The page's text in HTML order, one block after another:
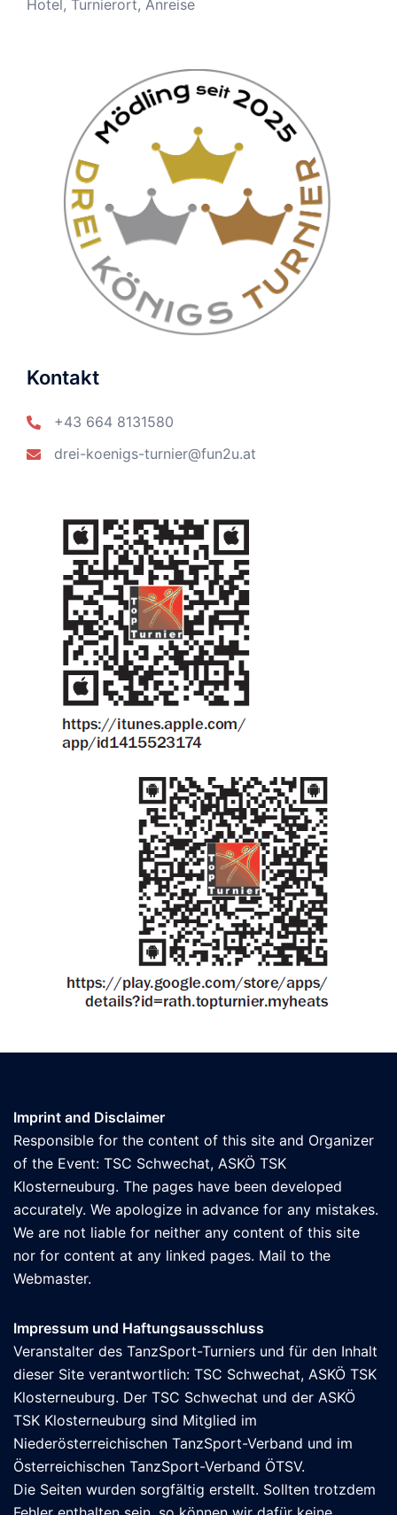
Hotel, Turnierort, Anreise
Kontakt
+43 664 8131580
drei-koenigs-turnier@fun2u.at
Imprint and Disclaimer
Responsible for the content of this site and Organizer
of the Event: TSC Schwechat, ASKÖ TSK
Klosterneuburg. The pages have been developed
accurately. We apologize in advance for any mistakes.
We are not liable for neither any content of this site
nor for content at any linked pages. Mail to the
Webmaster.
Impressum und Haftungsausschluss
Veranstalter des TanzSport-Turniers und für den Inhalt
dieser Site verantwortlich: TSC Schwechat, ASKÖ TSK
Klosterneuburg. Der TSC Schwechat und der ASKÖ
TSK Klosterneuburg sind Mitglied im
Niederösterreichischen TanzSport-Verband und im
Österreichischen TanzSport-Verband ÖTSV.
Die Seiten wurden sorgfältig erstellt. Sollten trotzdem